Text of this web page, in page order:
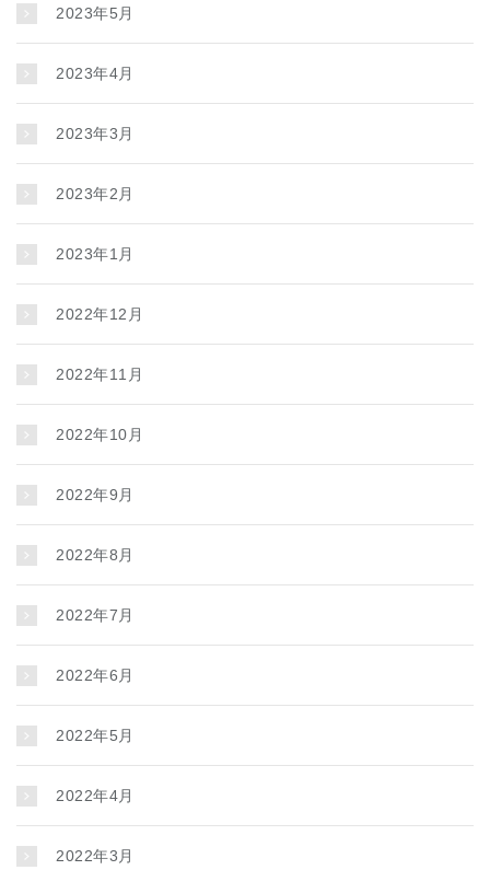
2023年5月
2023年4月
2023年3月
2023年2月
2023年1月
2022年12月
2022年11月
2022年10月
2022年9月
2022年8月
2022年7月
2022年6月
2022年5月
2022年4月
2022年3月